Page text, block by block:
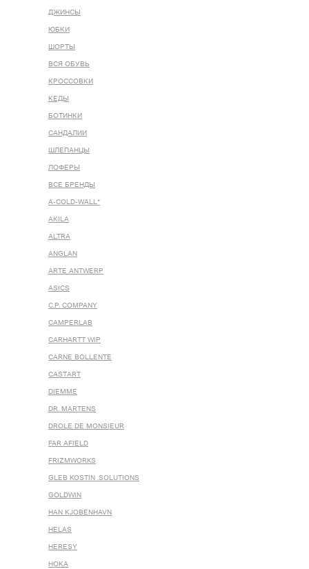
ДЖИНСЫ
ЮБКИ
ШОРТЫ
ВСЯ ОБУВЬ
КРОССОВКИ
КЕДЫ
БОТИНКИ
САНДАЛИИ
ШЛЕПАНЦЫ
ЛОФЕРЫ
ВСЕ БРЕНДЫ
A-COLD-WALL*
AKILA
ALTRA
ANGLAN
ARTE ANTWERP
ASICS
C.P. COMPANY
CAMPERLAB
CARHARTT WIP
CARNE BOLLENTE
CASTART
DIEMME
DR. MARTENS
DROLE DE MONSIEUR
FAR AFIELD
FRIZMWORKS
GLEB KOSTIN .SOLUTIONS
GOLDWIN
HAN KJOBENHAVN
HELAS
HERESY
HOKA